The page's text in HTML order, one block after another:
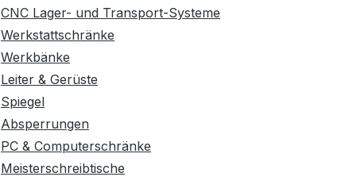
CNC Lager- und Transport-Systeme
Werkstattschränke
Werkbänke
Leiter & Gerüste
Spiegel
Absperrungen
PC & Computerschränke
Meisterschreibtische